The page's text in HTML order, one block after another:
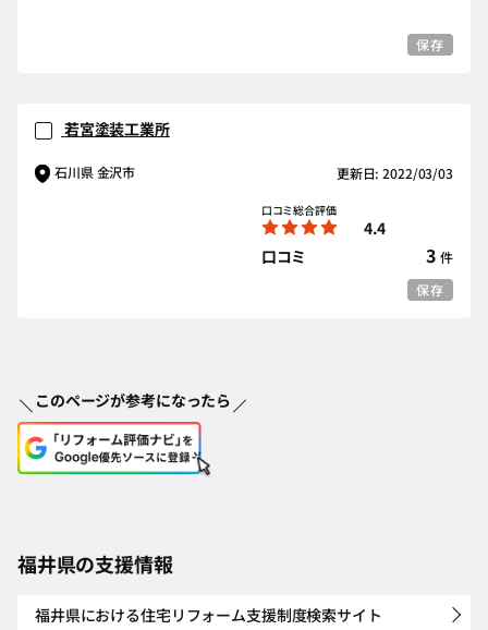
保存
若宮塗装工業所
石川県 金沢市 更新日: 2022/03/03
口コミ総合評価
4.4
口コミ
3 件
保存
このページが参考になったら
福井県の支援情報
福井県における住宅リフォーム支援制度検索サイト